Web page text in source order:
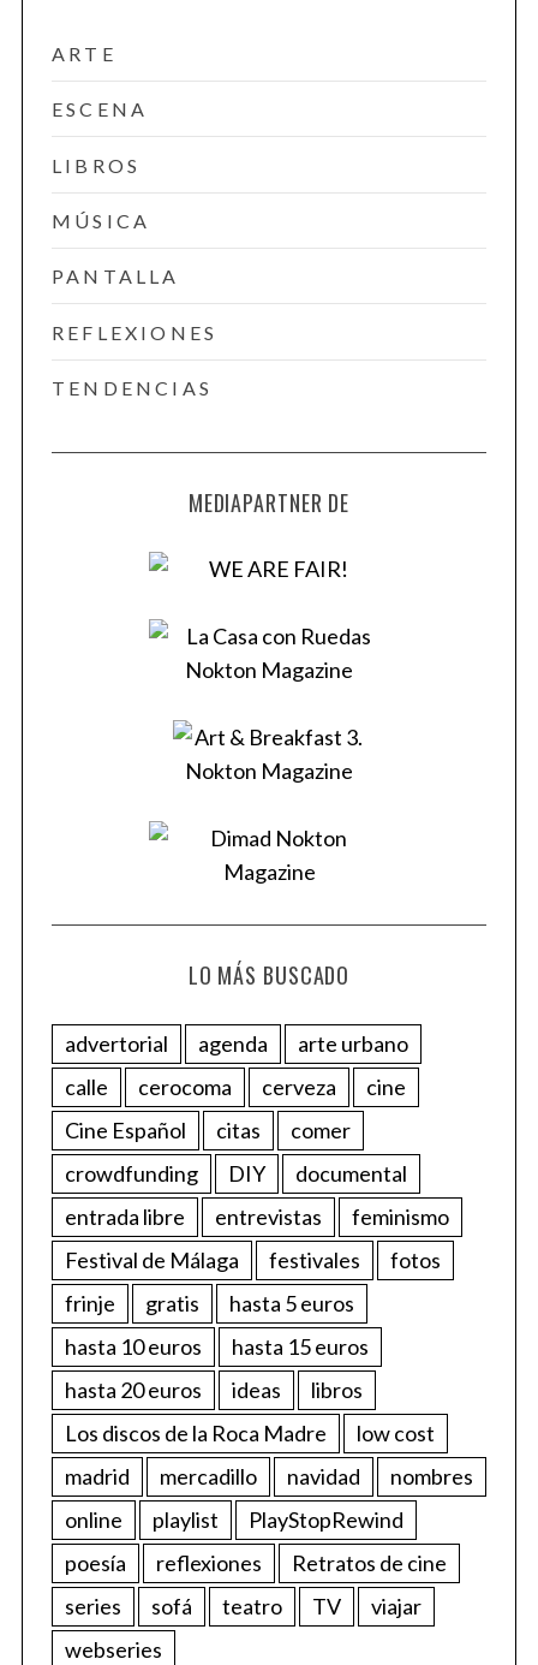
ARTE
ESCENA
LIBROS
MÚSICA
PANTALLA
REFLEXIONES
TENDENCIAS
MEDIAPARTNER DE
LO MÁS BUSCADO
advertorial agenda
arte urbano
calle
cerocoma cerveza
cine
Cine Español
citas
comer
crowdfunding
DIY
documental
entrada libre
entrevistas
feminismo
Festival de Málaga
festivales
fotos
frinje
gratis
hasta 5 euros
hasta 10 euros
hasta 15 euros
hasta 20 euros
ideas
libros
Los discos de la Roca Madre
low cost
madrid
mercadillo navidad
nombres
online
playlist
PlayStopRewind
poesía
reflexiones
Retratos de cine
series
sofá teatro TV
viajar
webseries